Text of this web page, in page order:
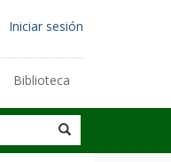
Menú
de
de
Iniciar sesión
Biblioteca
Buscar